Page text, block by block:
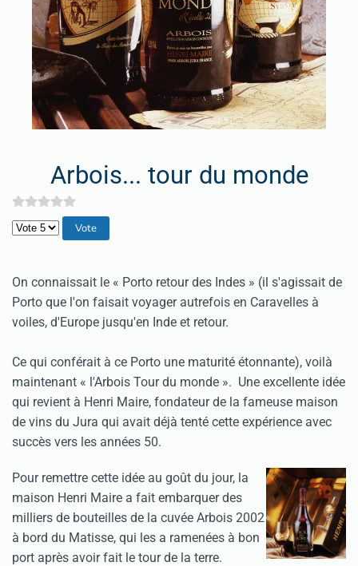
Arbois... tour du monde
Veuillez voter
On connaissait le « Porto retour des Indes » (il s'agissait de
Porto que l'on faisait voyager autrefois en Caravelles à
voiles, d'Europe jusqu'en Inde et retour.
Ce qui conférait à ce Porto une maturité étonnante), voilà
maintenant « l'Arbois Tour du monde ». Une excellente idée
qui revient à Henri Maire, fondateur de la fameuse maison
de vins du Jura qui avait déjà tenté cette expérience avec
succès vers les années 50.
Pour remettre cette idée au goût du jour, la
maison Henri Maire a fait embarquer des
milliers de bouteilles de la cuvée Arbois 2002
à bord du Matisse, qui les a ramenées à bon
port après avoir fait le tour de la terre.